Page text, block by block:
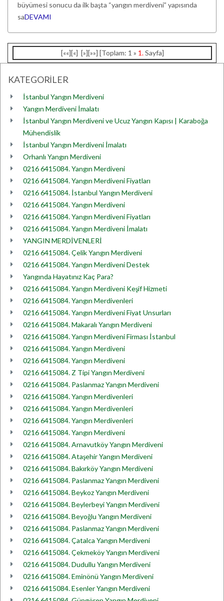
büyümesi sonucu da ilk başta “yangın merdiveni” yapısında
saDEVAMI
[««][«] [»][»»] [Toplam: 1 » 1.Sayfa]
KATEGORİLER
İstanbul Yangın Merdiveni
Yangın Merdiveni İmalatı
İstanbul Yangın Merdiveni ve Ucuz Yangın Kapısı | Karaboğa
Mühendislik
İstanbul Yangın Merdiveni İmalatı
Orhanlı Yangın Merdiveni
0216 6415084. Yangın Merdiveni
0216 6415084. Yangın Merdiveni Fiyatları
0216 6415084. İstanbul Yangın Merdiveni
0216 6415084. Yangın Merdiveni
0216 6415084. Yangın Merdiveni Fiyatları
0216 6415084. Yangın Merdiveni İmalatı
YANGIN MERDİVENLERİ
0216 6415084. Çelik Yangın Merdiveni
0216 6415084. Yangın Merdiveni Destek
Yangında Hayatınız Kaç Para?
0216 6415084. Yangın Merdiveni Keşif Hizmeti
0216 6415084. Yangın Merdivenleri
0216 6415084. Yangın Merdiveni Fiyat Unsurları
0216 6415084. Makaralı Yangın Merdiveni
0216 6415084. Yangın Merdiveni Firması İstanbul
0216 6415084. Yangın Merdiveni
0216 6415084. Yangın Merdiveni
0216 6415084. Z Tipi Yangın Merdiveni
0216 6415084. Paslanmaz Yangın Merdiveni
0216 6415084. Yangın Merdivenleri
0216 6415084. Yangın Merdivenleri
0216 6415084. Yangın Merdivenleri
0216 6415084. Yangın Merdiveni
0216 6415084. Arnavutköy Yangın Merdiveni
0216 6415084. Ataşehir Yangın Merdiveni
0216 6415084. Bakırköy Yangın Merdiveni
0216 6415084. Paslanmaz Yangın Merdiveni
0216 6415084. Beykoz Yangın Merdiveni
0216 6415084. Beylerbeyi Yangın Merdiveni
0216 6415084. Beyoğlu Yangın Merdiveni
0216 6415084. Paslanmaz Yangın Merdiveni
0216 6415084. Çatalca Yangın Merdiveni
0216 6415084. Çekmeköy Yangın Merdiveni
0216 6415084. Dudullu Yangın Merdiveni
0216 6415084. Eminönü Yangın Merdiveni
0216 6415084. Esenler Yangın Merdiveni